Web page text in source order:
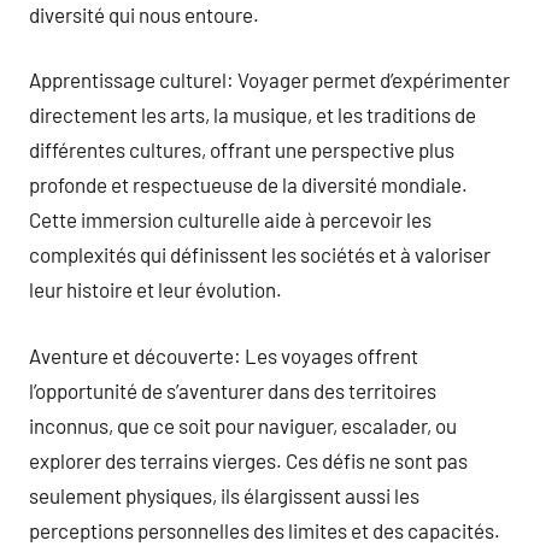
diversité qui nous entoure.
Apprentissage culturel: Voyager permet d’expérimenter
directement les arts, la musique, et les traditions de
différentes cultures, offrant une perspective plus
profonde et respectueuse de la diversité mondiale.
Cette immersion culturelle aide à percevoir les
complexités qui définissent les sociétés et à valoriser
leur histoire et leur évolution.
Aventure et découverte: Les voyages offrent
l’opportunité de s’aventurer dans des territoires
inconnus, que ce soit pour naviguer, escalader, ou
explorer des terrains vierges. Ces défis ne sont pas
seulement physiques, ils élargissent aussi les
perceptions personnelles des limites et des capacités.